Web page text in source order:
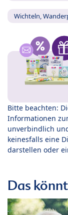
Wichteln,
Bitte beachten:
Informationen
unverbindlich
keinesfalls eine
darstellen oder
Das